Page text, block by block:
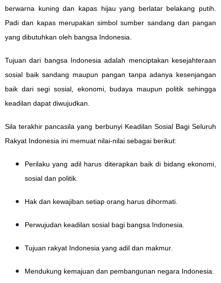
berwarna kuning dan kapas hijau yang berlatar belakang putih.
Padi dan kapas merupakan simbol sumber sandang dan pangan
yang dibutuhkan oleh bangsa Indonesia.
Tujuan dari bangsa Indonesia adalah menciptakan kesejahteraan
sosial baik sandang maupun pangan tanpa adanya kesenjangan
baik dari segi sosial, ekonomi, budaya maupun politik sehingga
keadilan dapat diwujudkan.
Sila terakhir pancasila yang berbunyi Keadilan Sosial Bagi Seluruh
Rakyat Indonesia ini memuat nilai-nilai sebagai berikut:
Perilaku yang adil harus diterapkan baik di bidang ekonomi,
sosial dan politik.
Hak dan kewajiban setiap orang harus dihormati.
Perwujudan keadilan sosial bagi bangsa Indonesia.
Tujuan rakyat Indonesia yang adil dan makmur.
Mendukung kemajuan dan pembangunan negara Indonesia.